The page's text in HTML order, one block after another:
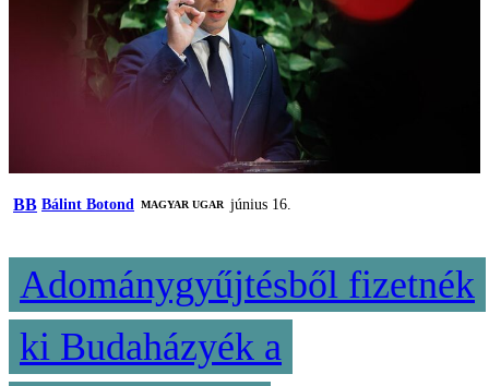
BB Bálint Botond MAGYAR UGAR június 16.
Adománygyűjtésből fizetnék
ki Budaházyék a